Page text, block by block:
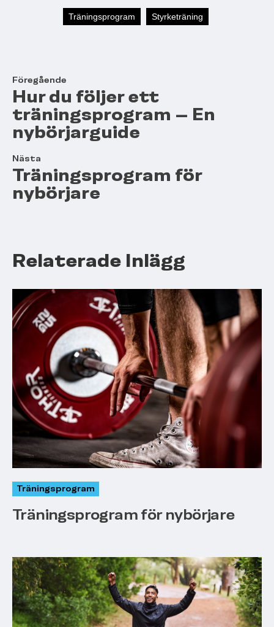
Träningsprogram Styrketräning
Föregående
Hur du följer ett
träningsprogram – En
nybörjarguide
Nästa
Träningsprogram för
nybörjare
Relaterade Inlägg
Träningsprogram
Träningsprogram för nybörjare